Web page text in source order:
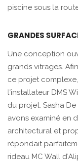
piscine sous la
GRANDES
Une conception
grands vitrages.
ce projet
l'installateur DMS
du projet. Sasha
avons examiné en
architectural et
répondait
rideau MC Wall